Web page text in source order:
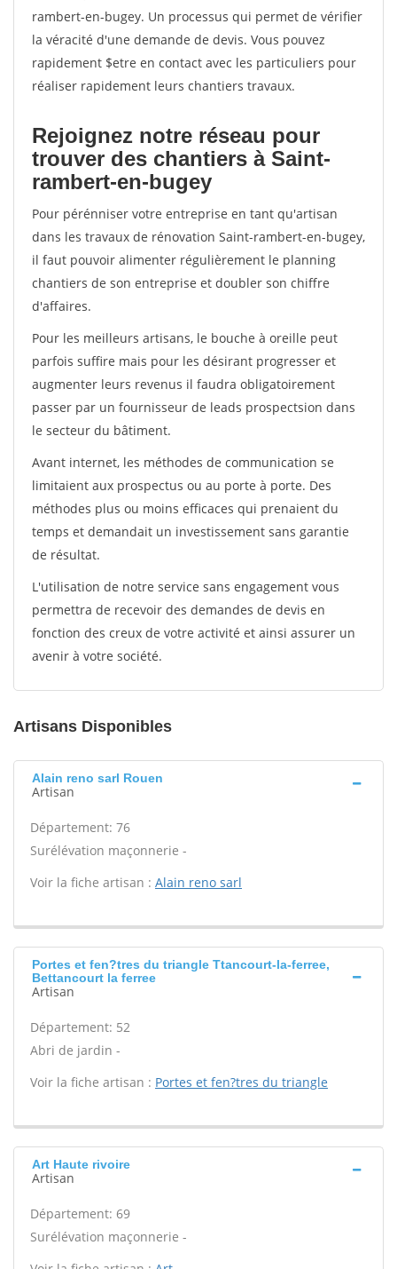
rambert-en-bugey. Un processus qui permet de vérifier
la véracité d'une demande de devis. Vous pouvez
rapidement $etre en contact avec les particuliers pour
réaliser rapidement leurs chantiers travaux.
Rejoignez notre réseau pour
trouver des chantiers à Saint-
rambert-en-bugey
Pour pérénniser votre entreprise en tant qu'artisan
dans les travaux de rénovation Saint-rambert-en-bugey,
il faut pouvoir alimenter régulièrement le planning
chantiers de son entreprise et doubler son chiffre
d'affaires.
Pour les meilleurs artisans, le bouche à oreille peut
parfois suffire mais pour les désirant progresser et
augmenter leurs revenus il faudra obligatoirement
passer par un fournisseur de leads prospectsion dans
le secteur du bâtiment.
Avant internet, les méthodes de communication se
limitaient aux prospectus ou au porte à porte. Des
méthodes plus ou moins efficaces qui prenaient du
temps et demandait un investissement sans garantie
de résultat.
L'utilisation de notre service sans engagement vous
permettra de recevoir des demandes de devis en
fonction des creux de votre activité et ainsi assurer un
avenir à votre société.
Artisans Disponibles
Alain reno sarl Rouen
Artisan
Département: 76
Surélévation maçonnerie -
Voir la fiche artisan : Alain reno sarl
Portes et fen?tres du triangle Ttancourt-la-ferree,
Bettancourt la ferree
Artisan
Département: 52
Abri de jardin -
Voir la fiche artisan : Portes et fen?tres du triangle
Art Haute rivoire
Artisan
Département: 69
Surélévation maçonnerie -